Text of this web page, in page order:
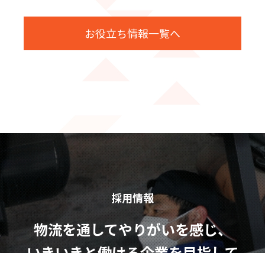
お役立ち情報一覧へ
採用情報
物流を通してやりがいを感じ、